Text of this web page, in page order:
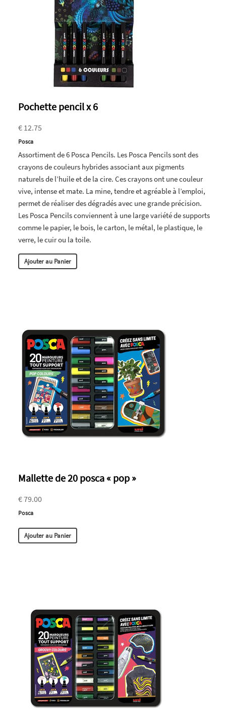
Pochette pencil x 6
€ 12.75
Posca
Assortiment de 6 Posca Pencils. Les Posca Pencils sont des
crayons de couleurs hybrides associant aux pigments
naturels de l’huile et de la cire. Ces crayons ont une couleur
vive, intense et mate. La mine, tendre et agréable à l’emploi,
permet de réaliser des dégradés avec une grande précision.
Les Posca Pencils conviennent à une large variété de supports
comme le papier, le bois, le carton, le métal, le plastique, le
verre, le cuir ou la toile.
Ajouter au Panier
Mallette de 20 posca « pop »
€ 79.00
Posca
Ajouter au Panier